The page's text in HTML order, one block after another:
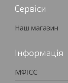
Сервіси
Наш магазин
Інформація
МФІСС